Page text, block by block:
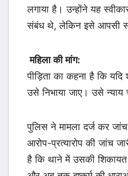
लगाया है। उन्होंने यह
संबंध थे, लेकिन इसे आपसी
महिला की मांग:
पीड़िता का कहना है कि यदि
उसे निभाया जाए। उसे न्याय
पुलिस ने मामला दर्ज कर
आरोप-प्रत्यारोप की जांच
है कि थाने में उसकी शिकायत